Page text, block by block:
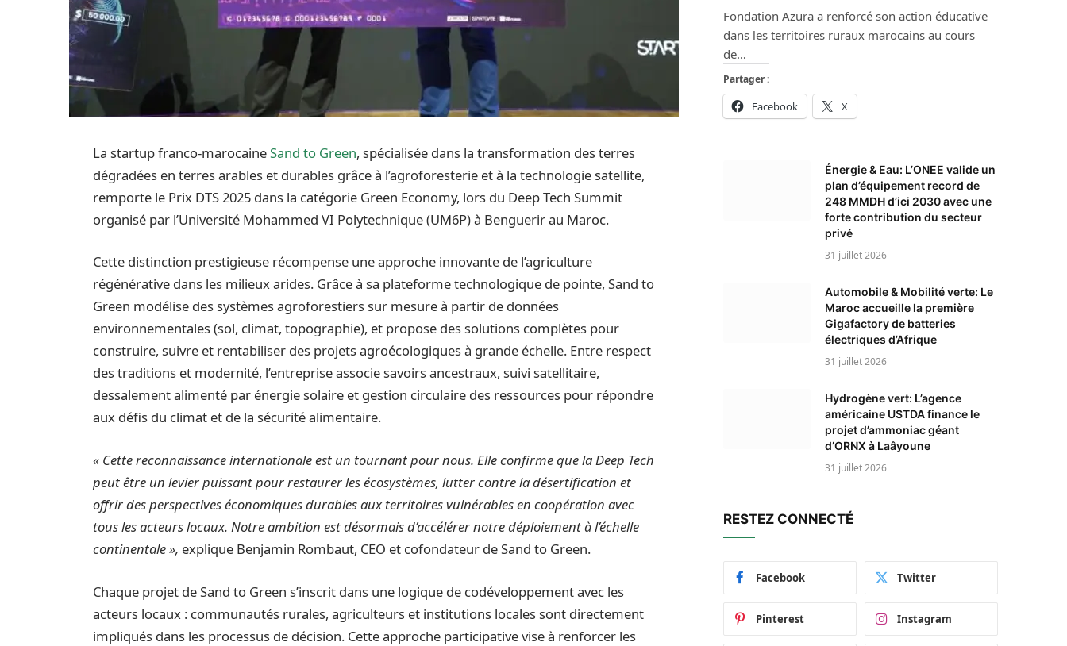
La startup franco-marocaineSand to Green, spécialisée dans la transformation des terres
dégradées en terres arables et durables grâce à l’agroforesterie et à la technologie satellite,
remporte le Prix DTS 2025 dans la catégorie Green Economy, lors du Deep Tech Summit
organisé par l’Université Mohammed VI Polytechnique (UM6P) à Benguerir au Maroc.
Cette distinction prestigieuse récompense une approche innovante de l’agriculture
régénérative dans les milieux arides. Grâce à sa plateforme technologique de pointe, Sand to
Green modélise des systèmes agroforestiers sur mesure à partir de données
environnementales (sol, climat, topographie), et propose des solutions complètes pour
construire, suivre et rentabiliser des projets agroécologiques à grande échelle. Entre respect
des traditions et modernité, l’entreprise associe savoirs ancestraux, suivi satellitaire,
dessalement alimenté par énergie solaire et gestion circulaire des ressources pour répondre
aux défis du climat et de la sécurité alimentaire.
« Cette reconnaissance internationale est un tournant pour nous. Elle confirme que la Deep Tech
peut être un levier puissant pour restaurer les écosystèmes, lutter contre la désertification et
offrir des perspectives économiques durables aux territoires vulnérables en coopération avec
tous les acteurs locaux. Notre ambition est désormais d’accélérer notre déploiement à l’échelle
continentale », explique Benjamin Rombaut, CEO et cofondateur de Sand to Green.
Chaque projet de Sand to Green s’inscrit dans une logique de codéveloppement avec les
acteurs locaux : communautés rurales, agriculteurs et institutions locales sont directement
impliqués dans les processus de décision. Cette approche participative vise à renforcer les
Fondation Azura a renforcé son action éducative
dans les territoires ruraux marocains au cours
de…
Partager :
Facebook X
Énergie & Eau: L’ONEE valide un
plan d’équipement record de
248 MMDH d’ici 2030 avec une
forte contribution du secteur
privé
31 juillet 2026
Automobile & Mobilité verte: Le
Maroc accueille la première
Gigafactory de batteries
électriques d’Afrique
31 juillet 2026
Hydrogène vert: L’agence
américaine USTDA finance le
projet d’ammoniac géant
d’ORNX à Laâyoune
31 juillet 2026
RESTEZ CONNECTÉ
Facebook Twitter
Pinterest Instagram